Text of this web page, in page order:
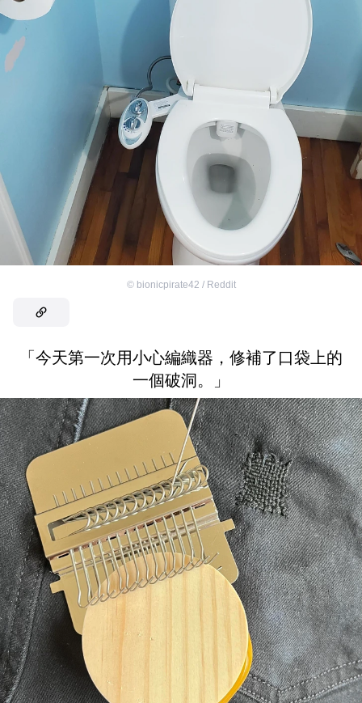
© bionicpirate42 / Reddit
「今天第一次用小心編織器，修補了口袋上的
一個破洞。」